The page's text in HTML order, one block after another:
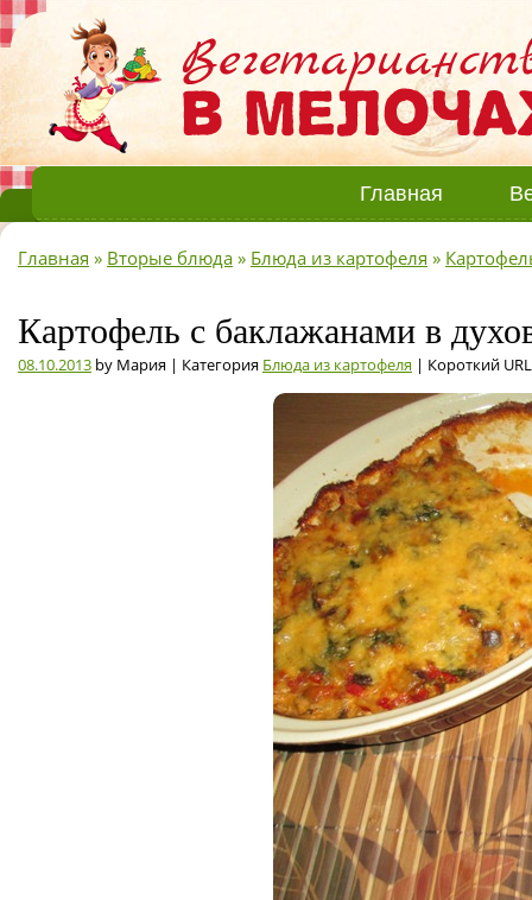
Главная
Главная » Вторые блюда » Блюда из картофеля »
Картофель с баклажанами в
08.10.2013 by Мария | Категория Блюда из картофеля | Короткий